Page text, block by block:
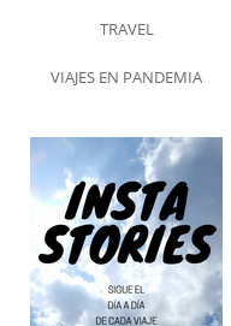
TRAVEL
VIAJES EN PANDEMIA